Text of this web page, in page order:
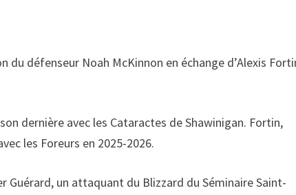
du défenseur Noah McKinnon en échange d’Alexis
dernière avec les Cataractes de Shawinigan. Fortin,
les Foreurs en 2025-2026.
Guérard, un attaquant du Blizzard du Séminaire Saint-